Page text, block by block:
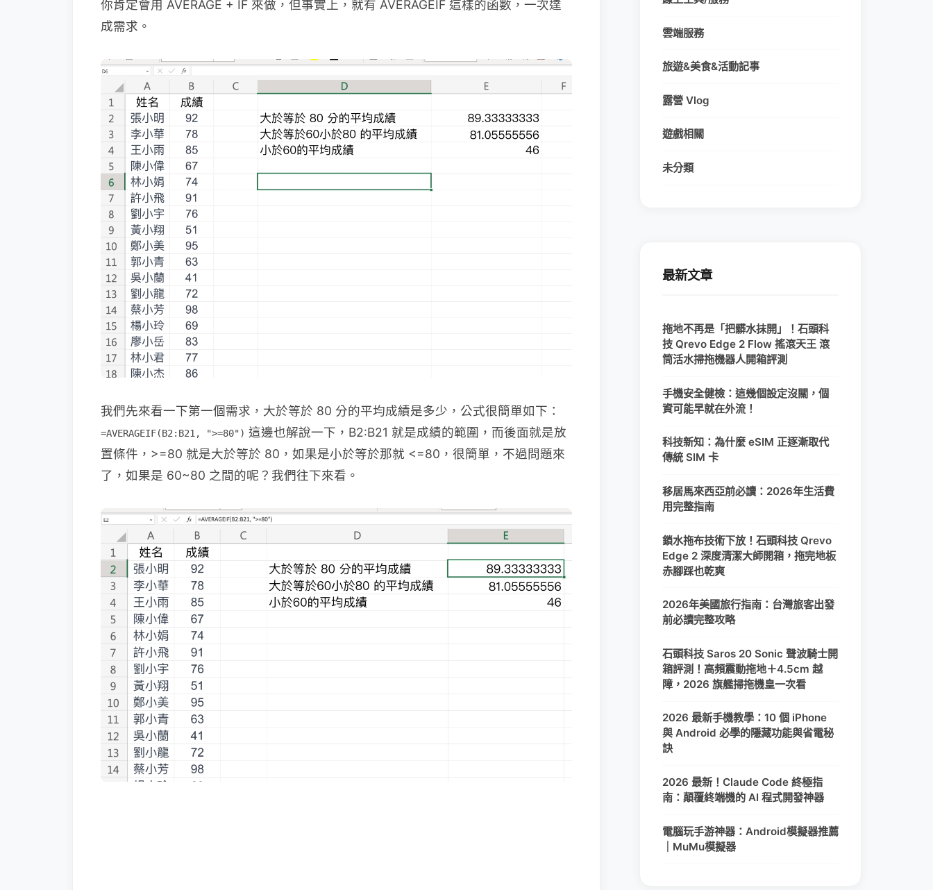
你肯定會用 AVERAGE + IF 來做，但事實上，就有 AVERAGEIF 這樣的函數，一次達
成需求。
我們先來看一下第一個需求，大於等於 80 分的平均成績是多少，公式很簡單如下：
=AVERAGEIF(B2:B21, ">=80") 這邊也解說一下，B2:B21 就是成績的範圍，而後面就是放
置條件，>=80 就是大於等於 80，如果是小於等於那就 <=80，很簡單，不過問題來
了，如果是 60~80 之間的呢？我們往下來看。
雲端服務
旅遊&美食&活動記事
露營 Vlog
遊戲相關
未分類
最新文章
拖地不再是「把髒水抹開」！石頭科
技 Qrevo Edge 2 Flow 搖滾天王 滾
筒活水掃拖機器人開箱評測
手機安全健檢：這幾個設定沒關，個
資可能早就在外流！
科技新知：為什麼 eSIM 正逐漸取代
傳統 SIM 卡
移居馬來西亞前必讀：2026年生活費
用完整指南
鎖水拖布技術下放！石頭科技 Qrevo
Edge 2 深度清潔大師開箱，拖完地板
赤腳踩也乾爽
2026年美國旅行指南：台灣旅客出發
前必讀完整攻略
石頭科技 Saros 20 Sonic 聲波騎士開
箱評測！高頻震動拖地＋4.5cm 越
障，2026 旗艦掃拖機皇一次看
2026 最新手機教學：10 個 iPhone
與 Android 必學的隱藏功能與省電秘
訣
2026 最新！Claude Code 終極指
南：顛覆終端機的 AI 程式開發神器
電腦玩手游神器：Android模擬器推薦
｜MuMu模擬器